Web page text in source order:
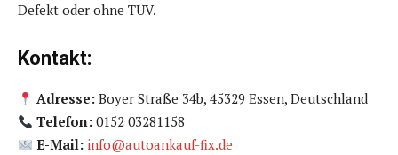
Defekt oder ohne TÜV.
Kontakt:
Adresse: Boyer Straße 34b, 45329 Essen, Deutschland
Telefon: 0152 03281158
E-Mail: info@autoankauf-fix.de